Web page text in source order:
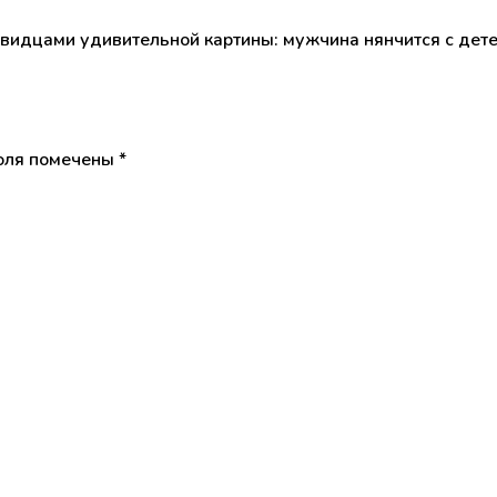
удивительной картины: мужчина нянчится с
помечены *